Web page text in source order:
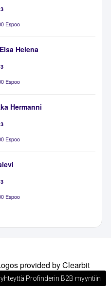
Espoo
Helena
Espoo
Hermanni
Espoo
Espoo
provided by Clearbit
yhteyttä Profinderin B2B myyntiin